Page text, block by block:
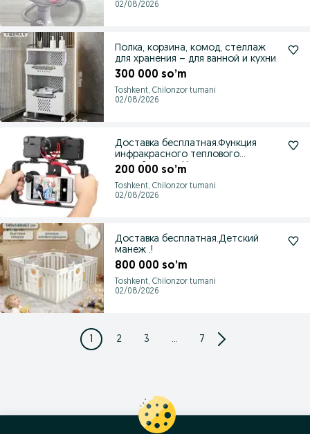
02/08/2026
Полка, корзина, комод, стеллаж
для хранения – для ванной и кухни
300 000 so’m
Toshkent, Chilonzor tumani
02/08/2026
Доставка бесплатная.Функция
инфракрасного теплового
воздействия - Наз
200 000 so’m
Toshkent, Chilonzor tumani
02/08/2026
Доставка бесплатная.Детский
манеж .!
800 000 so’m
Toshkent, Chilonzor tumani
02/08/2026
1 2 3 ... 7